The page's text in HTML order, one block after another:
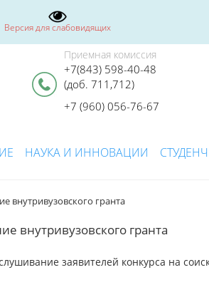
Версия для слабовидящих
Приемная комиссия
+7(843) 598-40-48
(доб. 711,712)
+7 (960) 056-76-67
НАУКА И ИННОВАЦИИ
внутривузовского гранта
внутривузовского гранта
заявителей конкурса на